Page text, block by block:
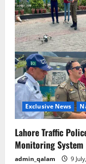
Exclusive News
Lahore Traffic
Monitoring System
admin_qalam 9